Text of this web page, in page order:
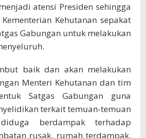
atensi Presiden sehingga
Kehutanan sepakat
Gabungan untuk melakukan
baik dan akan melakukan
Menteri Kehutanan dan tim
Satgas Gabungan guna
terkait temuan-temuan
berdampak terhadap
rusak, rumah terdampak,